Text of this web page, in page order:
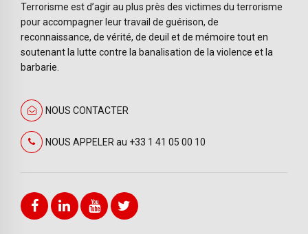
Terrorisme est d’agir au plus près des victimes du terrorisme
pour accompagner leur travail de guérison, de
reconnaissance, de vérité, de deuil et de mémoire tout en
soutenant la lutte contre la banalisation de la violence et la
barbarie.
NOUS CONTACTER
NOUS APPELER au +33 1 41 05 00 10